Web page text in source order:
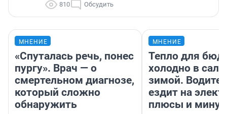
810 Обсудить
МНЕНИЕ
«Спуталась речь, понес
пургу». Врач — о
смертельном диагнозе,
который сложно
обнаружить
МНЕНИЕ
Тепло для
холодно в
зимой.
ездит на
плюсы и